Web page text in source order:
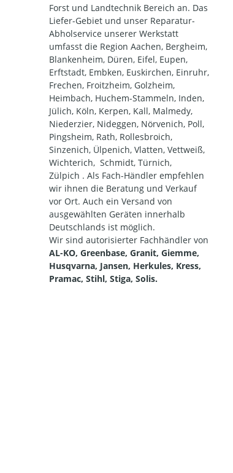
Forst und Landtechnik Bereich an. Das
Liefer-Gebiet und unser Reparatur-
Abholservice unserer Werkstatt
umfasst die Region Aachen, Bergheim,
Blankenheim, Düren, Eifel, Eupen,
Erftstadt, Embken, Euskirchen, Einruhr,
Frechen, Froitzheim, Golzheim,
Heimbach, Huchem-Stammeln, Inden,
Jülich, Köln, Kerpen, Kall, Malmedy,
Niederzier, Nideggen, Nörvenich, Poll,
Pingsheim, Rath, Rollesbroich,
Sinzenich, Ülpenich, Vlatten, Vettweiß,
Wichterich, Schmidt, Türnich,
Zülpich . Als Fach-Händler empfehlen
wir ihnen die Beratung und Verkauf
vor Ort. Auch ein Versand von
ausgewählten Geräten innerhalb
Deutschlands ist möglich.
Wir sind autorisierter Fachhändler von
AL-KO, Greenbase, Granit, Giemme,
Husqvarna, Jansen, Herkules, Kress,
Pramac, Stihl, Stiga, Solis.